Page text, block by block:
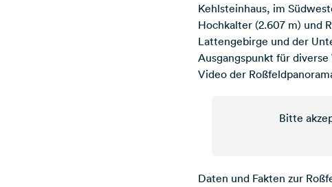
Kehlsteinhaus, im
Hochkalter (2.607 m) und
Lattengebirge und der
Ausgangspunkt für
Video der
Bitte
Daten und Fakten zur